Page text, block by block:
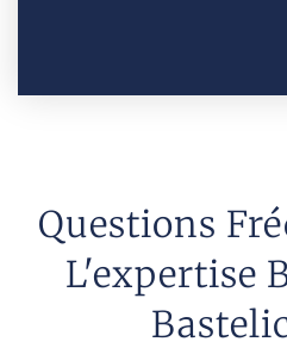
Questions
L'expertise